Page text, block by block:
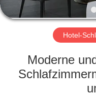
VR-
ÜBER
Hotel-
Moderne